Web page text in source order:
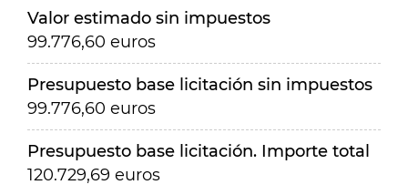
Valor estimado sin impuestos
99.776,60 euros
Presupuesto base licitación sin impuestos
99.776,60 euros
Presupuesto base licitación. Importe total
120.729,69 euros